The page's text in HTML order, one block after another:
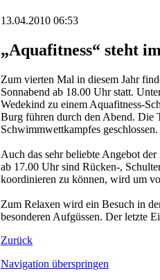
13.04.2010 06:53
„Aquafitness“ steht
Zum vierten Mal in diesem Jahr
Sonnabend ab 18.00 Uhr statt.
Wedekind zu einem Aquafitness-
Burg führen durch den Abend. Die
Schwimmwettkampfes
Auch das sehr beliebte Angebot
ab 17.00 Uhr sind Rücken-,
koordinieren zu können, wird um
Zum Relaxen wird ein Besuch in
besonderen Aufgüssen. Der letzte
Zurück
Navigation überspringen